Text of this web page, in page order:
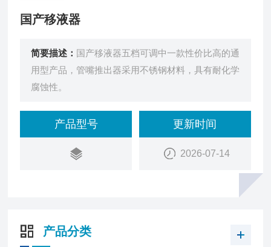
国产移液器
简要描述： 国产移液器五档可调中一款性价比高的通
用型产品，管嘴推出器采用不锈钢材料，具有耐化学
腐蚀性。
产品型号 更新时间
2026-07-14
产品分类